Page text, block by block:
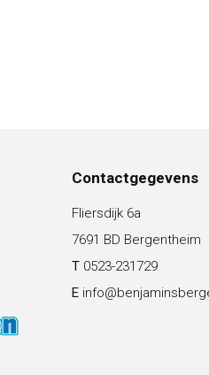
Contactgegevens
Fliersdijk 6a
7691 BD Bergentheim
T 0523-231729
E